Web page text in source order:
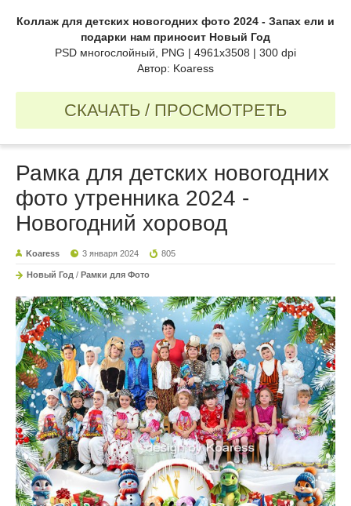
Коллаж для детских новогодних фото 2024 - Запах ели и
подарки нам приносит Новый Год
PSD многослойный, PNG | 4961x3508 | 300 dpi
Автор: Koaress
СКАЧАТЬ / ПРОСМОТРЕТЬ
Рамка для детских новогодних
фото утренника 2024 -
Новогодний хоровод
Koaress 3 января 2024 805
Новый Год / Рамки для Фото